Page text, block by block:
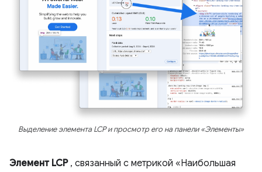
Выделение элемента LCP и просмотр его на панели «Элементы»
Элемент LCP, связанный с метрикой «Наибольшая